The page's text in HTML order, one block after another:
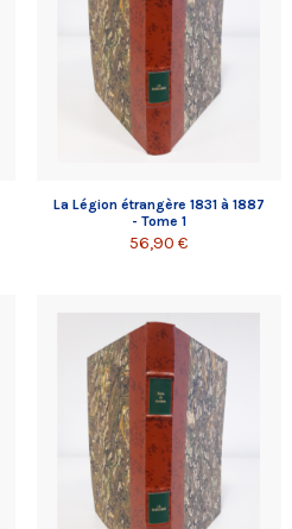
La Légion étrangère 1831 à 1887
- Tome 1
56,90 €